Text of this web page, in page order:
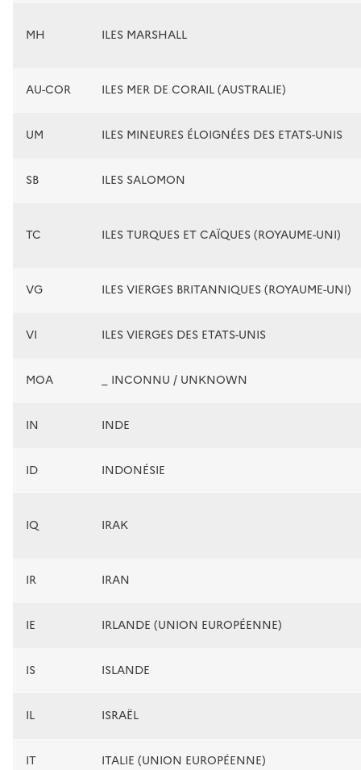
MH ILES MARSHALL
AU-COR ILES MER DE CORAIL (AUSTRALIE)
UM ILES MINEURES ÉLOIGNÉES DES ETATS-UNIS
SB ILES SALOMON
TC ILES TURQUES ET CAÏQUES (ROYAUME-UNI)
VG ILES VIERGES BRITANNIQUES (ROYAUME-UNI)
VI ILES VIERGES DES ETATS-UNIS
MOA _ INCONNU / UNKNOWN
IN INDE
ID INDONÉSIE
IQ IRAK
IR IRAN
IE IRLANDE (UNION EUROPÉENNE)
IS ISLANDE
IL ISRAËL
IT ITALIE (UNION EUROPÉENNE)